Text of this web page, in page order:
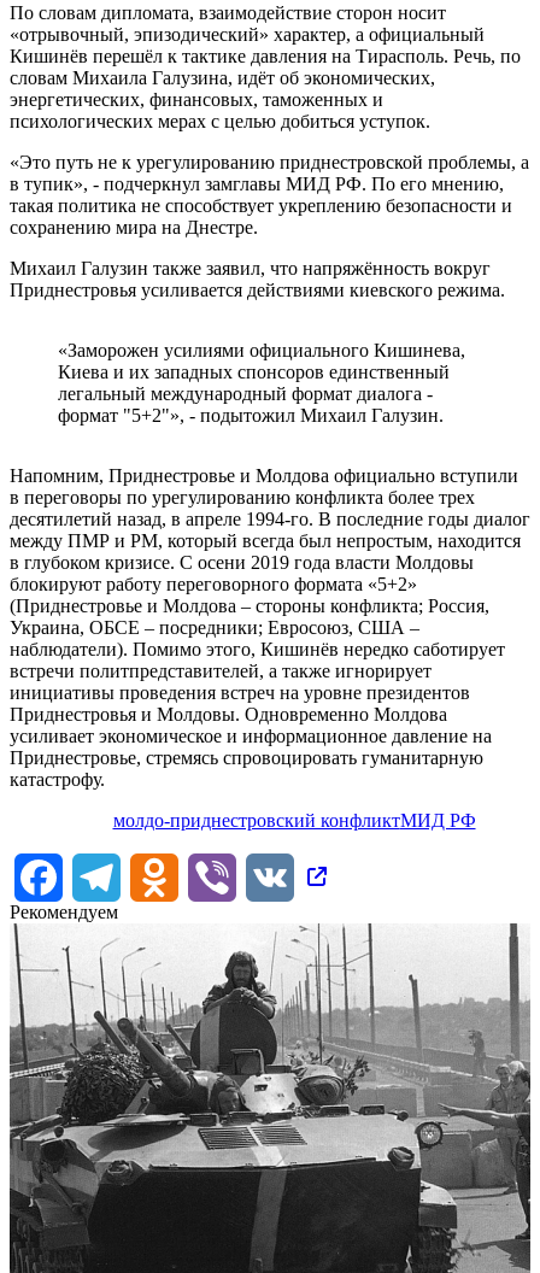
По словам дипломата, взаимодействие сторон носит
«отрывочный, эпизодический» характер, а официальный
Кишинёв перешёл к тактике давления на Тирасполь. Речь, по
словам Михаила Галузина, идёт об экономических,
энергетических, финансовых, таможенных и
психологических мерах с целью добиться уступок.
«Это путь не к урегулированию приднестровской проблемы, а
в тупик», - подчеркнул замглавы МИД РФ. По его мнению,
такая политика не способствует укреплению безопасности и
сохранению мира на Днестре.
Михаил Галузин также заявил, что напряжённость вокруг
Приднестровья усиливается действиями киевского режима.
«Заморожен усилиями официального Кишинева,
Киева и их западных спонсоров единственный
легальный международный формат диалога -
формат "5+2"», - подытожил Михаил Галузин.
Напомним, Приднестровье и Молдова официально вступили
в переговоры по урегулированию конфликта более трех
десятилетий назад, в апреле 1994-го. В последние годы диалог
между ПМР и РМ, который всегда был непростым, находится
в глубоком кризисе. С осени 2019 года власти Молдовы
блокируют работу переговорного формата «5+2»
(Приднестровье и Молдова – стороны конфликта; Россия,
Украина, ОБСЕ – посредники; Евросоюз, США –
наблюдатели). Помимо этого, Кишинёв нередко саботирует
встречи политпредставителей, а также игнорирует
инициативы проведения встреч на уровне президентов
Приднестровья и Молдовы. Одновременно Молдова
усиливает экономическое и информационное давление на
Приднестровье, стремясь спровоцировать гуманитарную
катастрофу.
молдо-приднестровский конфликтМИД РФ
FacebookTelegram Odnoklassniki
Viber
VK
Рекомендуем